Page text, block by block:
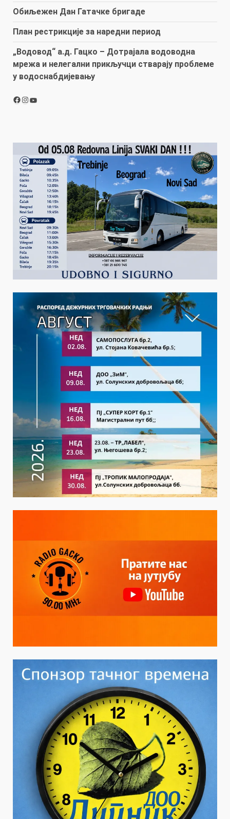
Обиљежен Дан Гатачке бригаде
План рестрикције за наредни период
„Водовод“ а.д. Гацко – Дотрајала водоводна
мрежа и нелегални прикључци стварају проблеме
у водоснабдијевању
Facebook
Instagram
YouTube